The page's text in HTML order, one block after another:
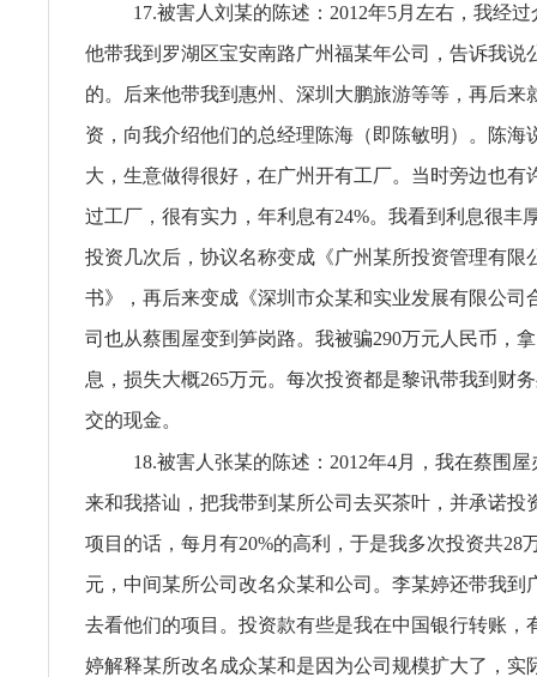
17.被害人刘某的陈述：2012年5月左右，我经
他带我到罗湖区宝安南路广州福某年公司，告诉我说
的。后来他带我到惠州、深圳大鹏旅游等等，再后来
资，向我介绍他们的总经理陈海（即陈敏明）。陈海
大，生意做得很好，在广州开有工厂。当时旁边也有
过工厂，很有实力，年利息有24%。我看到利息很丰
投资几次后，协议名称变成《广州某所投资管理有限
书》，再后来变成《深圳市众某和实业发展有限公司
司也从蔡围屋变到笋岗路。我被骗290万元人民币，
息，损失大概265万元。每次投资都是黎讯带我到财
交的现金。
18.被害人张某的陈述：2012年4月，我在蔡围
来和我搭讪，把我带到某所公司去买茶叶，并承诺投
项目的话，每月有20%的高利，于是我多次投资共28
元，中间某所公司改名众某和公司。李某婷还带我到
去看他们的项目。投资款有些是我在中国银行转账，
婷解释某所改名成众某和是因为公司规模扩大了，实